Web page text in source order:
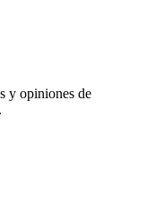
y opiniones de